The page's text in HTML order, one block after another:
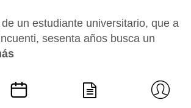
un estudiante universitario, que a
sesenta años busca un